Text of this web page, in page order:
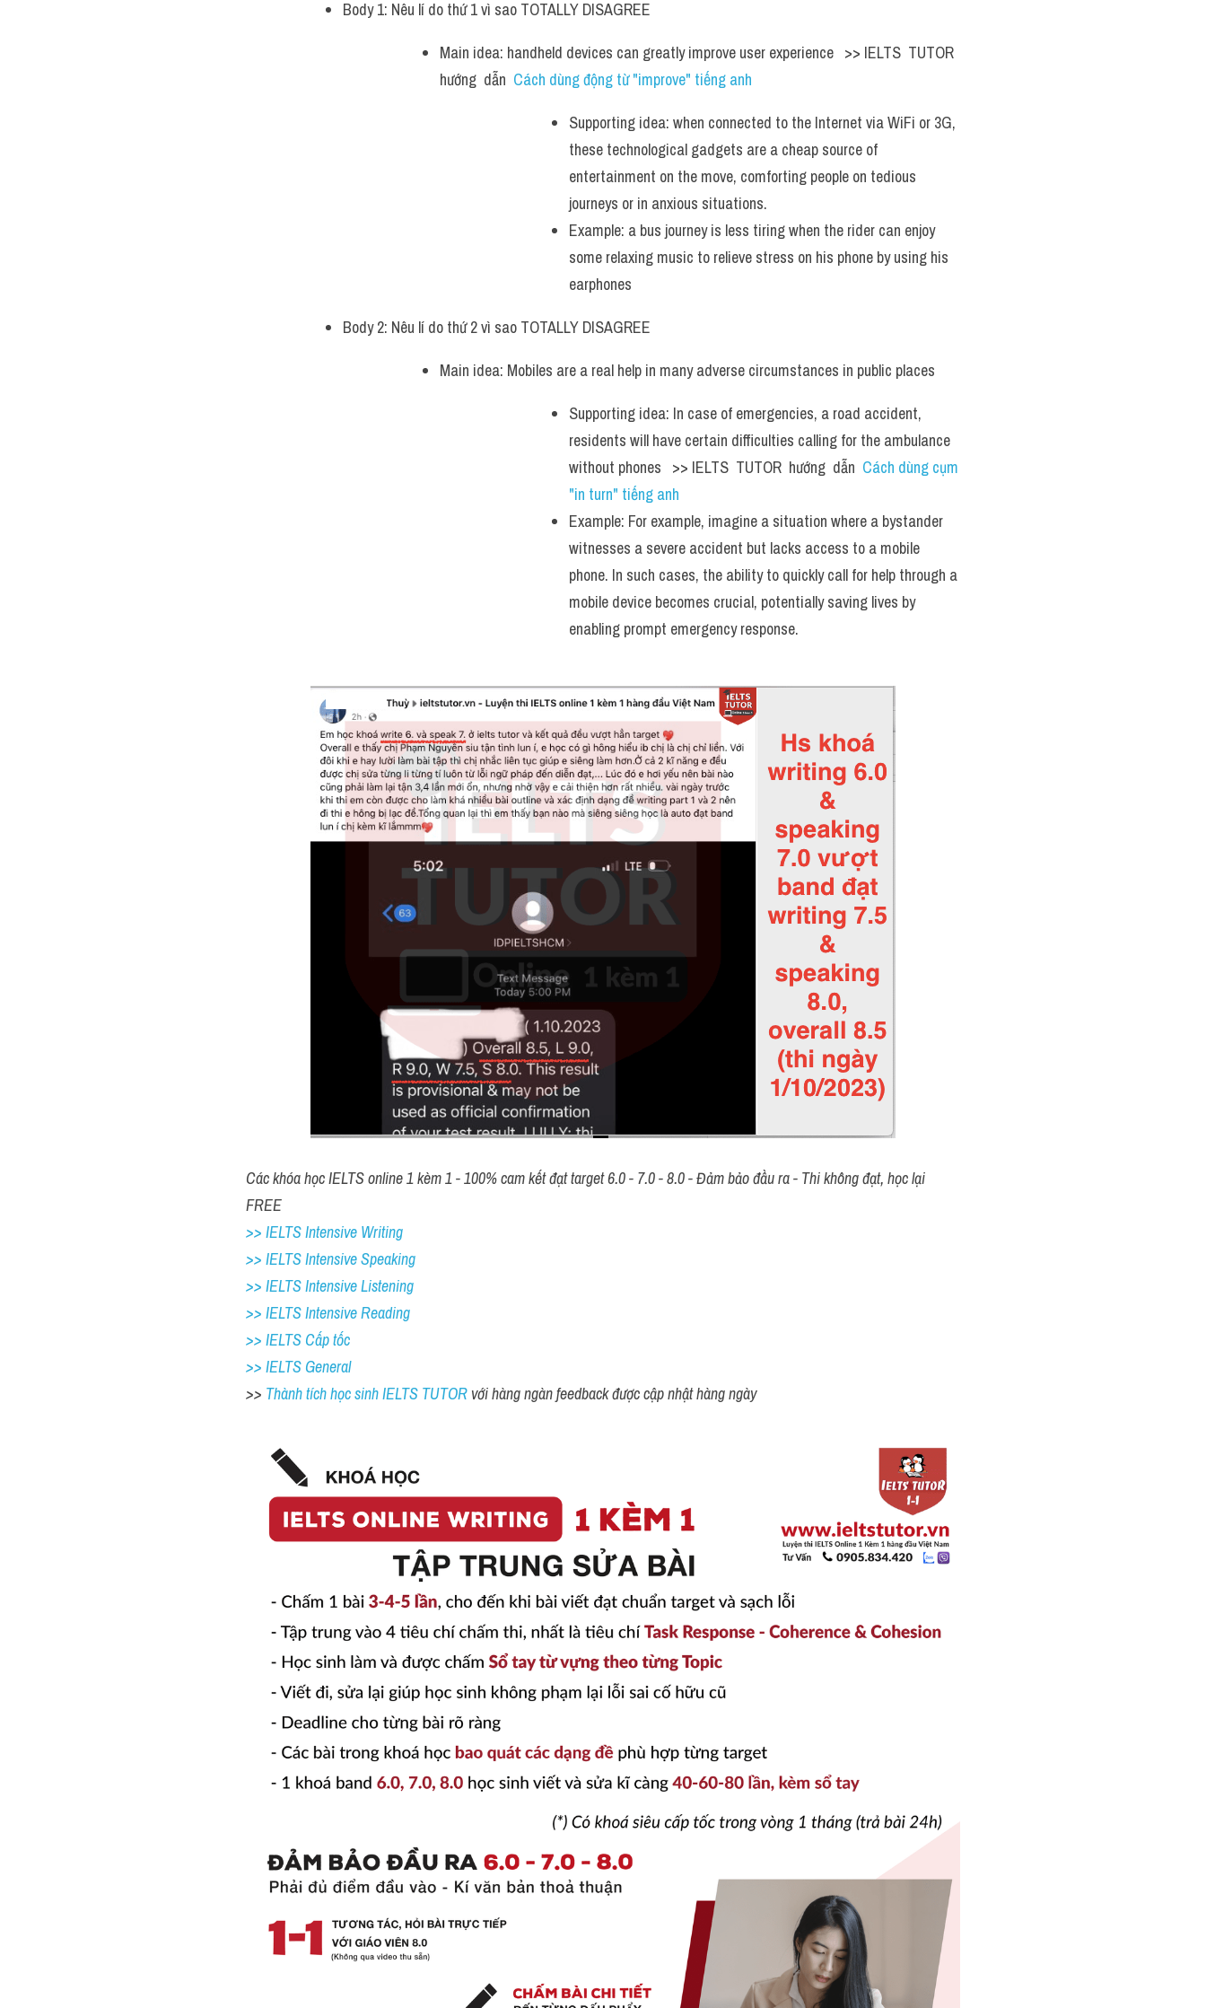
Body 1: Nêu lí do thứ 1 vì sao TOTALLY DISAGREE
Main idea: handheld devices can greatly improve user experience   >> IELTS  TUTOR
hướng  dẫn Cách dùng động từ "improve" tiếng anh
Supporting idea: when connected to the Internet via WiFi or 3G,
these technological gadgets are a cheap source of
entertainment on the move, comforting people on tedious
journeys or in anxious situations.
Example: a bus journey is less tiring when the rider can enjoy
some relaxing music to relieve stress on his phone by using his
earphones
Body 2: Nêu lí do thứ 2 vì sao TOTALLY DISAGREE
Main idea: Mobiles are a real help in many adverse circumstances in public places
Supporting idea: In case of emergencies, a road accident,
residents will have certain difficulties calling for the ambulance
without phones   >> IELTS  TUTOR  hướng  dẫn Cách dùng cụm
"in turn" tiếng anh
Example: For example, imagine a situation where a bystander
witnesses a severe accident but lacks access to a mobile
phone. In such cases, the ability to quickly call for help through a
mobile device becomes crucial, potentially saving lives by
enabling prompt emergency response.
Các khóa học IELTS online 1 kèm 1 - 100% cam kết đạt target 6.0 - 7.0 - 8.0 - Đảm bảo đầu ra - Thi không đạt, học lại
FREE
>> IELTS Intensive Writing
>> IELTS Intensive Speaking
>> IELTS Intensive Listening
>> IELTS Intensive Reading
>> IELTS Cấp tốc
>> IELTS General
>> Thành tích học sinh IELTS TUTOR với hàng ngàn feedback được cập nhật hàng ngày